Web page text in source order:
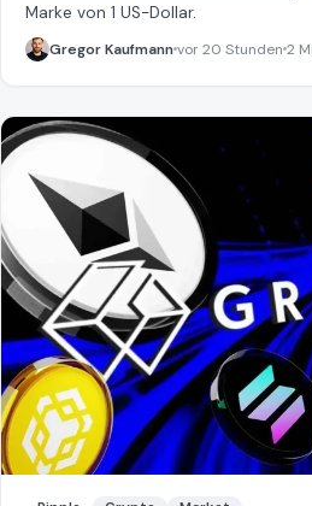
Marke von 1 US-Dollar.
Gregor Kaufmannvor 20 Stunden 2